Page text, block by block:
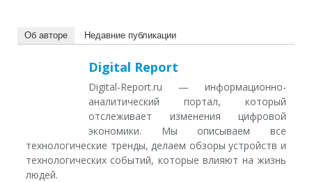
Об авторе Недавние публикации
Digital Report
Digital-Report.ru — информационно-
аналитический портал, который
отслеживает изменения цифровой
экономики. Мы описываем все
технологические тренды, делаем обзоры устройств и
технологических событий, которые влияют на жизнь
людей.